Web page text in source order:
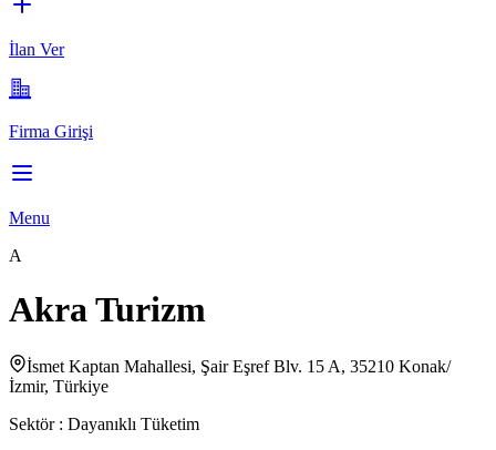
İlan Ver
Firma Girişi
Menu
A
Akra Turizm
İsmet Kaptan Mahallesi, Şair Eşref Blv. 15 A, 35210 Konak/
İzmir, Türkiye
Sektör : Dayanıklı Tüketim